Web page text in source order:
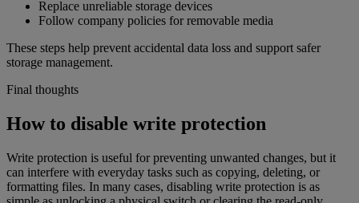
Replace unreliable storage devices
Follow company policies for removable media
These steps help prevent accidental data loss and support safer
storage management.
Final thoughts
How to disable write protection
Write protection is useful for preventing unwanted changes, but it
can interfere with everyday tasks such as copying, deleting, or
formatting files. In many cases, disabling write protection is as